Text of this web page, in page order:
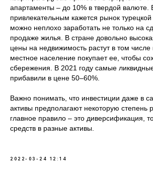
апартаменты – до 10% в твердой
привлекательным кажется рынок
можно неплохо заработать не только на
продаже жилья. В стране довольно
цены на недвижимость растут в том числе
местное население покупает ее, чтобы
сбережения. В 2021 году самые
прибавили в цене 50–60%.
Важно понимать, что инвестиции даже в
активы предполагают некоторую степень
главное правило – это диверсификация,
средств в разные активы.
2022-03-24 12:14